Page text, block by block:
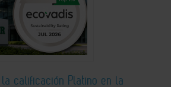
calificación Platino en la